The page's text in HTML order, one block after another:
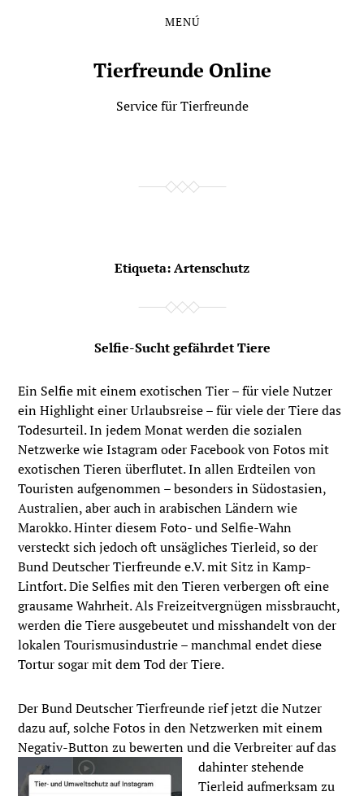
MENÚ
Tierfreunde Online
Service für Tierfreunde
Etiqueta:Artenschutz
Selfie-Sucht gefährdet Tiere
Ein Selfie mit einem exotischen Tier – für viele Nutzer
ein Highlight einer Urlaubsreise – für viele der Tiere das
Todesurteil. In jedem Monat werden die sozialen
Netzwerke wie Istagram oder Facebook von Fotos mit
exotischen Tieren überflutet. In allen Erdteilen von
Touristen aufgenommen – besonders in Südostasien,
Australien, aber auch in arabischen Ländern wie
Marokko. Hinter diesem Foto- und Selfie-Wahn
versteckt sich jedoch oft unsägliches Tierleid, so der
Bund Deutscher Tierfreunde e.V. mit Sitz in Kamp-
Lintfort. Die Selfies mit den Tieren verbergen oft eine
grausame Wahrheit. Als Freizeitvergnügen missbraucht,
werden die Tiere ausgebeutet und misshandelt von der
lokalen Tourismusindustrie – manchmal endet diese
Tortur sogar mit dem Tod der Tiere.
Der Bund Deutscher Tierfreunde rief jetzt die Nutzer
dazu auf, solche Fotos in den Netzwerken mit einem
Negativ-Button zu bewerten und die Verbreiter auf das
dahinterstehende
Tierleid aufmerksam zu